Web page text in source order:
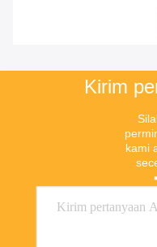
Kirim
kami